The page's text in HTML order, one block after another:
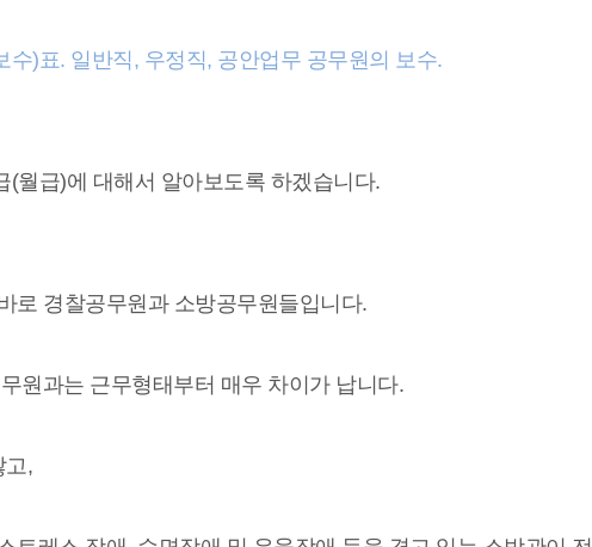
수)표. 일반직, 우정직, 공안업무 공무원의 보수.
월급)에 대해서 알아보도록 하겠습니다.
로 경찰공무원과 소방공무원들입니다.
원과는 근무형태부터 매우 차이가 납니다.
고,